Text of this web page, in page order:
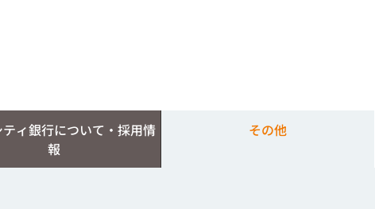
ィ銀行について・採用情
報
その他